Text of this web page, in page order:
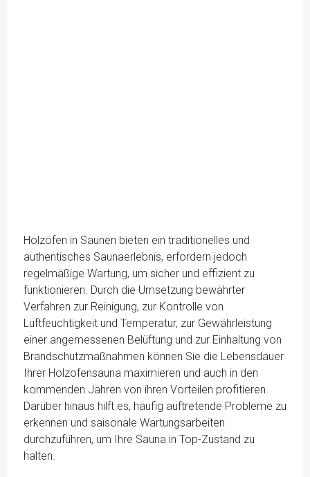
Holzöfen in Saunen bieten ein traditionelles und
authentisches Saunaerlebnis, erfordern jedoch
regelmäßige Wartung, um sicher und effizient zu
funktionieren. Durch die Umsetzung bewährter
Verfahren zur Reinigung, zur Kontrolle von
Luftfeuchtigkeit und Temperatur, zur Gewährleistung
einer angemessenen Belüftung und zur Einhaltung von
Brandschutzmaßnahmen können Sie die Lebensdauer
Ihrer Holzofensauna maximieren und auch in den
kommenden Jahren von ihren Vorteilen profitieren.
Darüber hinaus hilft es, häufig auftretende Probleme zu
erkennen und saisonale Wartungsarbeiten
durchzuführen, um Ihre Sauna in Top-Zustand zu
halten.